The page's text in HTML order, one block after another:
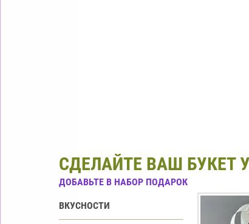
СДЕЛАЙТЕ ВАШ БУКЕТ
ДОБАВЬТЕ В НАБОР ПОДАРОК
ВКУСНОСТИ